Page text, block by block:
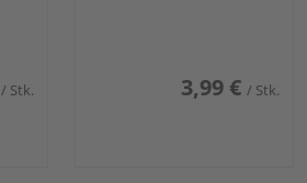
/ Stk. 3,99 € / Stk.